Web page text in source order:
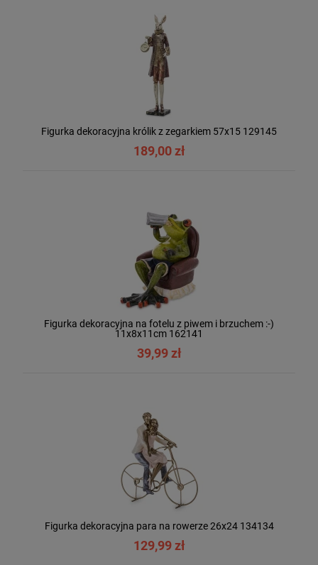
Figurka dekoracyjna królik z zegarkiem 57x15 129145
189,00 zł
Figurka dekoracyjna na fotelu z piwem i brzuchem :-)
11x8x11cm 162141
39,99 zł
Figurka dekoracyjna para na rowerze 26x24 134134
129,99 zł